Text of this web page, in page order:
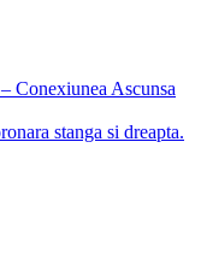
Conexiunea Ascunsa
stanga si dreapta.